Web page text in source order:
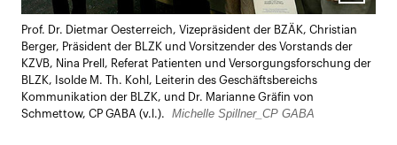
Lightbox
öffnen
Prof. Dr. Dietmar Oesterreich, Vizepräsident der BZÄK, Christian
Berger, Präsident der BLZK und Vorsitzender des Vorstands der
KZVB, Nina Prell, Referat Patienten und Versorgungsforschung der
BLZK, Isolde M. Th. Kohl, Leiterin des Geschäftsbereichs
Kommunikation der BLZK, und Dr. Marianne Gräfin von
Schmettow, CP GABA (v.l.).
Michelle Spillner_CP GABA